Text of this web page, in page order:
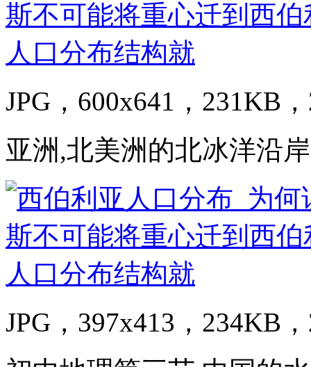
JPG，600x641，231KB
亚洲,北美洲的北冰洋沿
JPG，397x413，234KB